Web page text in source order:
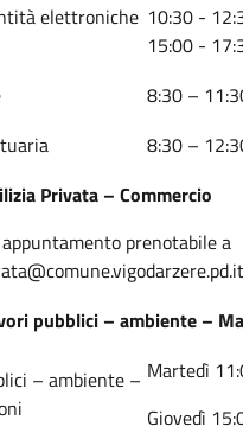
elettroniche 10:30 -
15:00 -
8:30 –
8:30 –
Privata – Commercio
prenotabile a
pubblici – ambiente –
– ambiente – Martedì
Giovedì